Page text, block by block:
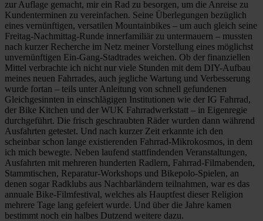
zur Auflage gemacht, mir ein Rad zu besorgen, um die Anreise zu
Kundenterminen zu vereinfachen. Seine Überlegungen bezüglich
eines vernünftigen, versatilen Mountainbikes – um auch gleich seine
Freitag-Nachmittag-Runde innerfamiliär zu untermauern – mussten
nach kurzer Recherche im Netz meiner Vorstellung eines möglichst
unvernünftigen Ein-Gang-Stadtrades weichen. Ob der finanziellen
Mittel verbrachte ich nicht nur viele Stunden mit dem DIY-Aufbau
meines neuen Fahrrades, auch jegliche Wartung und Verbesserung
wurde fortan – teils unter Anleitung von schnell gefundenen
Gleichgesinnten in einschlägigen Institutionen wie der IG Fahrrad,
der Bike Kitchen und der WUK Fahrradwerkstatt – in Eigenregie
durchgeführt. Die frisch geschraubten Räder wurden dann während
Ausfahrten getestet. Und nach kurzer Zeit erkannte ich den
scheinbar schon lange existierenden Fahrrad-Mikrokosmos, in dem
ich mich bewegte. Neben laufend stattfindenden Veranstaltungen,
Ausfahrten mit mehreren hunderten Radlern, Fahrrad-Filmabenden,
Stammtischen, Reparatur-Workshops und Bikepolo-Spielen, an
denen sogar Radklubs aus Nachbarländern teilnahmen, war es das
annuale Bike-Filmfestival, welches als Hauptfest dieser Religion
mehrere Tage lang gefeiert wurde. Und über die Jahre kamen
bestimmt noch ein halbes Dutzend weitere dazu.